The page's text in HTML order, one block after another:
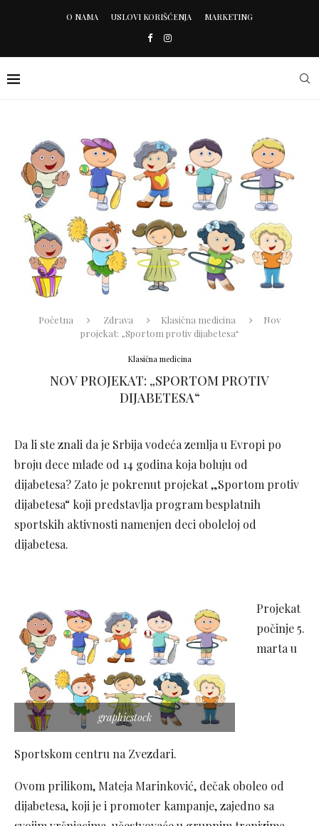
O NAMA USLOVI KORIŠĆENJA MARKETING
Početna Zdrava Klasična medicina
Nov
projekat: „Sportom protiv dijabetesa“
Klasična medicina
NOV PROJEKAT: „SPORTOM PROTIV
DIJABETESA“
Da li ste znali da je Srbija vodeća zemlja u Evropi po
broju dece mlađe od 14 godina koja boluju od
dijabetesa? Zato je pokrenut projekat „Sportom protiv
dijabetesa“ koji predstavlja program besplatnih
sportskih aktivnosti namenjen deci oboleloj od
dijabetesa.
graphicstock
Projekat
počinje 5.
marta u
Sportskom centru na Zvezdari.
Ovom prilikom, Mateja Marinković, dečak oboleo od
dijabetesa, koji je i promoter kampanje, zajedno sa